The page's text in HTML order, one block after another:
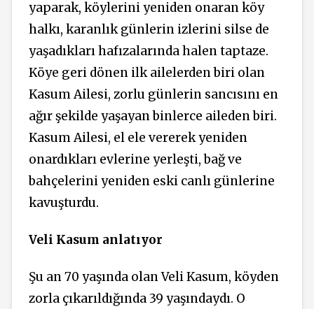
yaparak, köylerini yeniden onaran köy
halkı, karanlık günlerin izlerini silse de
yaşadıkları hafızalarında halen taptaze.
Köye geri dönen ilk ailelerden biri olan
Kasum Ailesi, zorlu günlerin sancısını en
ağır şekilde yaşayan binlerce aileden biri.
Kasum Ailesi, el ele vererek yeniden
onardıkları evlerine yerleşti, bağ ve
bahçelerini yeniden eski canlı günlerine
kavuşturdu.
Veli Kasum anlatıyor
Şu an 70 yaşında olan Veli Kasum, köyden
zorla çıkarıldığında 39 yaşındaydı. O